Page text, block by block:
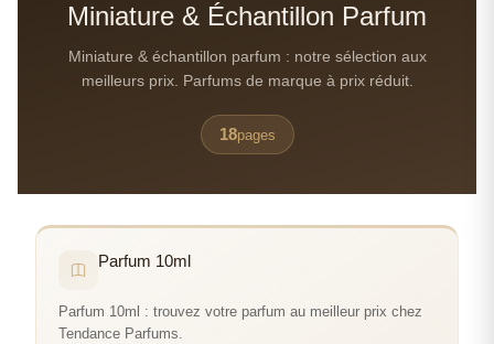
Miniature & Échantillon Parfum
Miniature & échantillon parfum : notre sélection aux
meilleurs prix. Parfums de marque à prix réduit.
18pages
Parfum 10ml
Parfum 10ml : trouvez votre parfum au meilleur prix chez
Tendance Parfums.